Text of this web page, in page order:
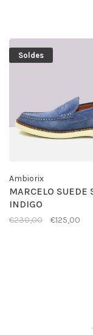
Soldes
Ambiorix
MARCELO SUEDE
INDIGO
€230,00 €125,00